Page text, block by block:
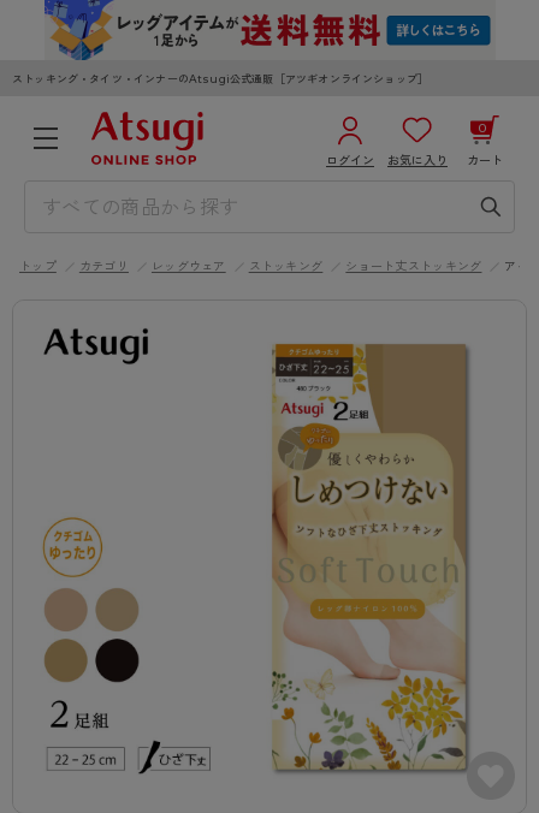
ストッキング・タイツ・インナーのAtsugi公式通販［アツギオンラインショップ］
ログイン お気に入り カート
0
3,980円以上のご購入で送料無料
MEN KIDS
カテゴリから探す
レッグウェア
ストッキング
- 無地ストッキング
- 柄ストッキング
- ショート丈ストッキング
インナーウェア
- ノンワイヤーブラ
ライフスタイルウェア
レッグウエア
ソックス・靴下
クルー・レギュラー丈ソックス
スニーカー丈・くるぶし丈ソックス
ハイソックス
インナーウエア
ライフスタイルウェア
レッグウエア
タイツ
ソックス・靴下
クルー・レギュラー丈ソックス
スニーカー丈・くるぶし丈ソックス
インナーウエア
ノンワイヤーブラ
ブランドから探す
AZGI
アスティーグ
商品選びのお手伝い
トップ カテゴリ レッグウェア ストッキング ショート丈ストッキング アイ